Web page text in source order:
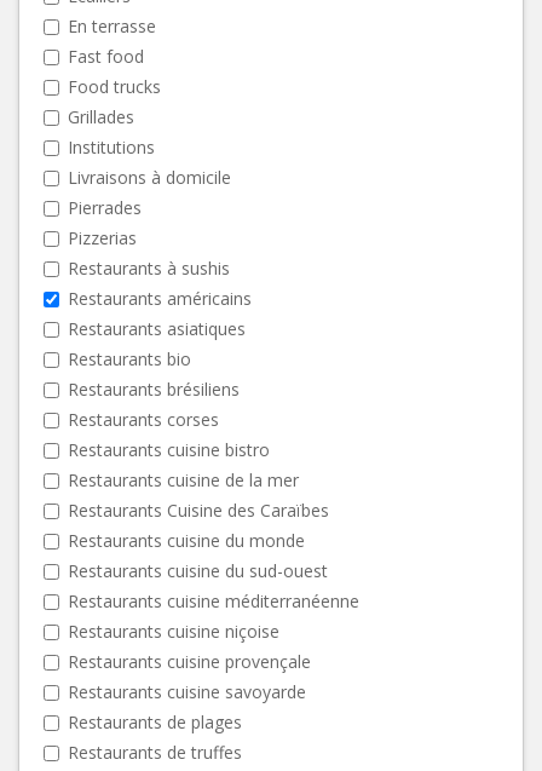
En terrasse
Fast food
Food trucks
Grillades
Institutions
Livraisons à domicile
Pierrades
Pizzerias
Restaurants à sushis
Restaurants américains
Restaurants asiatiques
Restaurants bio
Restaurants brésiliens
Restaurants corses
Restaurants cuisine bistro
Restaurants cuisine de la mer
Restaurants Cuisine des Caraïbes
Restaurants cuisine du monde
Restaurants cuisine du sud-ouest
Restaurants cuisine méditerranéenne
Restaurants cuisine niçoise
Restaurants cuisine provençale
Restaurants cuisine savoyarde
Restaurants de plages
Restaurants de truffes